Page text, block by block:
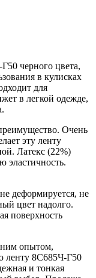
черного цвета,
в кулисках
для
в легкой одежде,
Очень
эту ленту
Латекс (22%)
эластичность.
деформируется, не
цвет надолго.
поверхность
опытом,
ленту 8С685Ч-Г50
и тонкая